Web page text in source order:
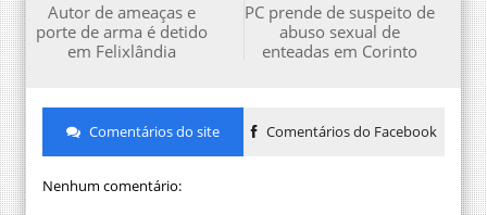
PC prende de suspeito de
abuso sexual de
enteadas em Corinto
Autor de ameaças e
porte de arma é detido
em Felixlândia
Comentários do site Comentários do Facebook
Nenhum comentário: